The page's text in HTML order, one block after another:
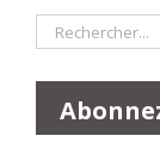
Rechercher: